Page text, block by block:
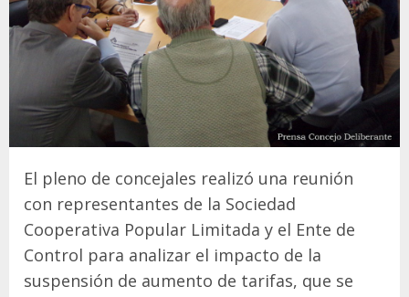
El pleno de concejales realizó una reunión
con representantes de la Sociedad
Cooperativa Popular Limitada y el Ente de
Control para analizar el impacto de la
suspensión de aumento de tarifas, que se